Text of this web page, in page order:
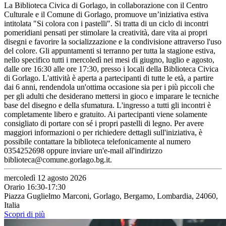
La Biblioteca Civica di Gorlago, in collaborazione con il Centro
Culturale e il Comune di Gorlago, promuove un’iniziativa estiva
intitolata "Si colora con i pastelli". Si tratta di un ciclo di incontri
pomeridiani pensati per stimolare la creatività, dare vita ai propri
disegni e favorire la socializzazione e la condivisione attraverso l'uso
del colore. Gli appuntamenti si terranno per tutta la stagione estiva,
nello specifico tutti i mercoledì nei mesi di giugno, luglio e agosto,
dalle ore 16:30 alle ore 17:30, presso i locali della Biblioteca Civica
di Gorlago. L'attività è aperta a partecipanti di tutte le età, a partire
dai 6 anni, rendendola un'ottima occasione sia per i più piccoli che
per gli adulti che desiderano mettersi in gioco e imparare le tecniche
base del disegno e della sfumatura. L'ingresso a tutti gli incontri è
completamente libero e gratuito. Ai partecipanti viene solamente
consigliato di portare con sé i propri pastelli di legno. Per avere
maggiori informazioni o per richiedere dettagli sull'iniziativa, è
possibile contattare la biblioteca telefonicamente al numero
0354252698 oppure inviare un'e-mail all'indirizzo
biblioteca@comune.gorlago.bg.it.
mercoledì 12 agosto 2026
Orario 16:30-17:30
Piazza Guglielmo Marconi, Gorlago, Bergamo, Lombardia, 24060,
Italia
Scopri di più